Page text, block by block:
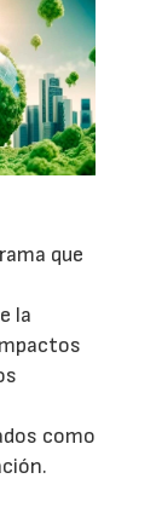
que
la
como